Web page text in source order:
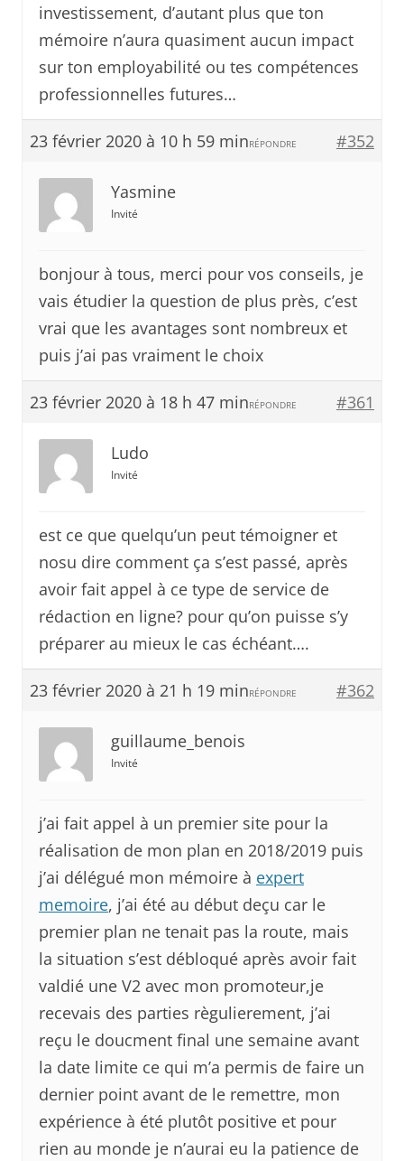
investissement, d’autant plus que ton
mémoire n’aura quasiment aucun impact
sur ton employabilité ou tes compétences
professionnelles futures…
23 février 2020 à 10 h 59 min #352
RÉPONDRE
Yasmine
Invité
bonjour à tous, merci pour vos conseils, je
vais étudier la question de plus près, c’est
vrai que les avantages sont nombreux et
puis j’ai pas vraiment le choix
23 février 2020 à 18 h 47 min #361
RÉPONDRE
Ludo
Invité
est ce que quelqu’un peut témoigner et
nosu dire comment ça s’est passé, après
avoir fait appel à ce type de service de
rédaction en ligne? pour qu’on puisse s’y
préparer au mieux le cas échéant….
23 février 2020 à 21 h 19 min #362
RÉPONDRE
guillaume_benois
Invité
j’ai fait appel à un premier site pour la
réalisation de mon plan en 2018/2019 puis
j’ai délégué mon mémoire à expert
memoire, j’ai été au début deçu car le
premier plan ne tenait pas la route, mais
la situation s’est débloqué après avoir fait
valdié une V2 avec mon promoteur,je
recevais des parties règulierement, j’ai
reçu le doucment final une semaine avant
la date limite ce qui m’a permis de faire un
dernier point avant de le remettre, mon
expérience à été plutôt positive et pour
rien au monde je n’aurai eu la patience de